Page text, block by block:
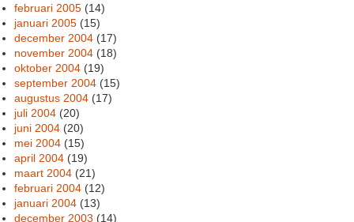
februari 2005 (14)
januari 2005 (15)
december 2004 (17)
november 2004 (18)
oktober 2004 (19)
september 2004 (15)
augustus 2004 (17)
juli 2004 (20)
juni 2004 (20)
mei 2004 (15)
april 2004 (19)
maart 2004 (21)
februari 2004 (12)
januari 2004 (13)
december 2003 (14)